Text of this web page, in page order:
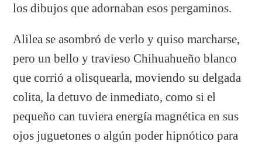
los dibujos que adornaban esos pergaminos.
Alilea se asombró de verlo y quiso marcharse,
pero un bello y travieso Chihuahueño blanco
que corrió a olisquearla, moviendo su delgada
colita, la detuvo de inmediato, como si el
pequeño can tuviera energía magnética en sus
ojos juguetones o algún poder hipnótico para